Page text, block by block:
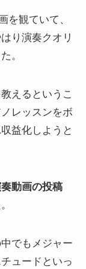
を観ていて、
り演奏クオリ
。
えるというこ
レッスンをボ
益化しようと
動画の投稿
でもメジャー
ュードといっ